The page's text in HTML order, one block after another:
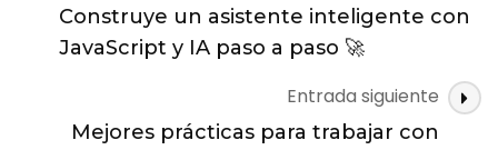
en
Unreal
Engine
en
2025:
Guía
de
entradas
Construye un asistente inteligente con
JavaScript y IA paso a paso 🚀
Entrada siguiente
Mejores prácticas para trabajar con